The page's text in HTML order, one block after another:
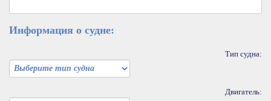
Информация о судне:
Тип судна:
Двигатель: